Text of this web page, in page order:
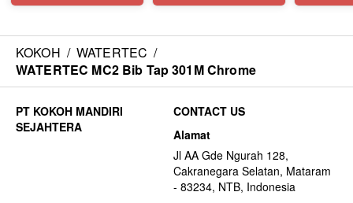
KOKOH / WATERTEC /
WATERTEC MC2 Bib Tap 301M Chrome
CONTACT US
Alamat
Jl AA Gde Ngurah 128,
Cakranegara Selatan, Mataram
- 83234, NTB, Indonesia